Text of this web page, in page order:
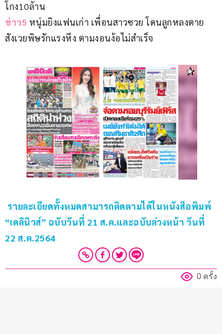
โกง10ล้าน
ข่าว5 หนุ่มยิงแฟนเก่า เพื่อนสาวซวย โดนลูกหลงตาย
สังเวยพิษรักแรงหึง ตามงอนง้อไม่สำเร็จ
รายละเอียดทั้งหมดสามารถติดตามได้ในหนังสือพิมพ์
“เดลินิวส์” ฉบับวันที่ 21 ส.ค.และฉบับล่วงหน้า วันที่
22 ส.ค.2564
0 ครั้ง